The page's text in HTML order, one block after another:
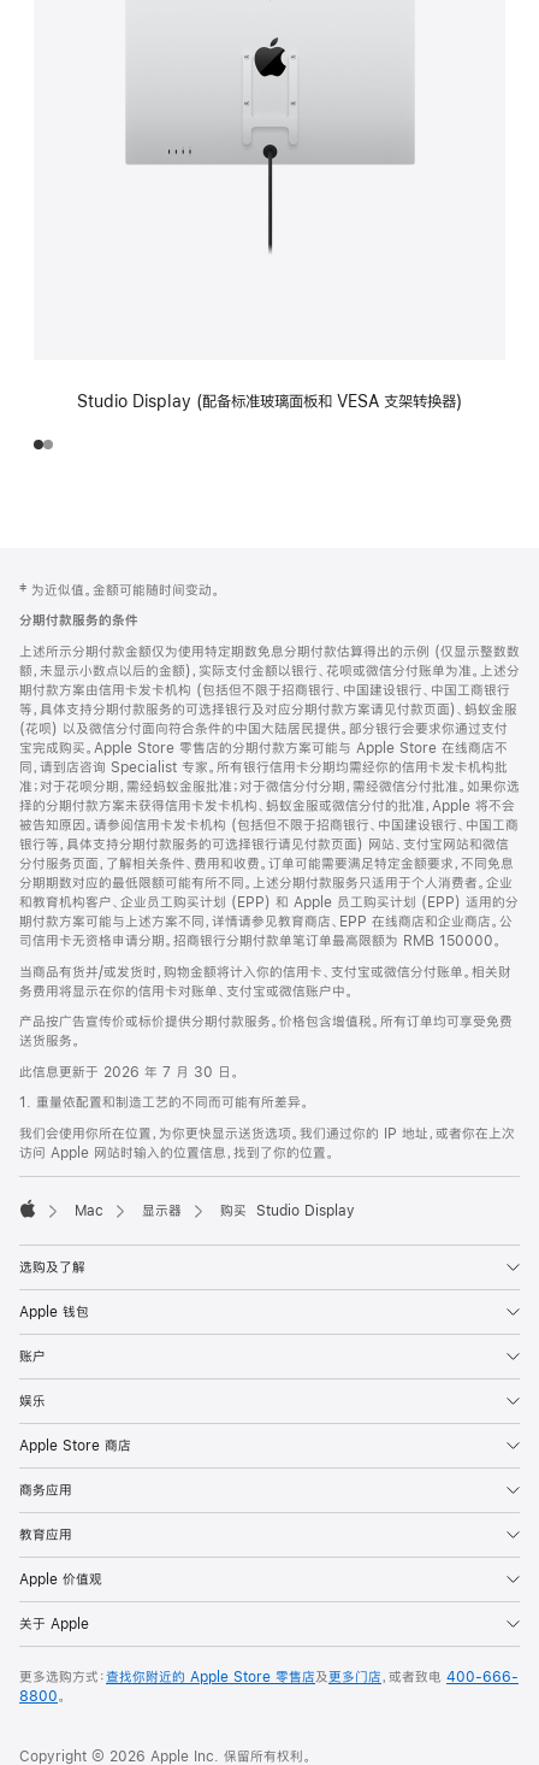
Studio Display (配备标准玻璃面板和 VESA 支架转换器)
页
页
脚
注
‡ 为近似值。金额可能随时间变动。
分期付款服务的条件
上述所示分期付款金额仅为使用特定期数免息分期付款估算得出的示例 (仅显示整数数
额，未显示小数点以后的金额)，实际支付金额以银行、花呗或微信分付账单为准。上述分
期付款方案由信用卡发卡机构 (包括但不限于招商银行、中国建设银行、中国工商银行
等，具体支持分期付款服务的可选择银行及对应分期付款方案请见付款页面)、蚂蚁金服
(花呗) 以及微信分付面向符合条件的中国大陆居民提供。部分银行会要求你通过支付
宝完成购买。Apple Store 零售店的分期付款方案可能与 Apple Store 在线商店不
同，请到店咨询 Specialist 专家。所有银行信用卡分期均需经你的信用卡发卡机构批
准；对于花呗分期，需经蚂蚁金服批准；对于微信分付分期，需经微信分付批准。如果你选
择的分期付款方案未获得信用卡发卡机构、蚂蚁金服或微信分付的批准，Apple 将不会
被告知原因。请参阅信用卡发卡机构 (包括但不限于招商银行、中国建设银行、中国工商
银行等，具体支持分期付款服务的可选择银行请见付款页面) 网站、支付宝网站和微信
分付服务页面，了解相关条件、费用和收费。订单可能需要满足特定金额要求，不同免息
分期期数对应的最低限额可能有所不同。上述分期付款服务只适用于个人消费者。企业
和教育机构客户、企业员工购买计划 (EPP) 和 Apple 员工购买计划 (EPP) 适用的分
期付款方案可能与上述方案不同，详情请参见教育商店、EPP 在线商店和企业商店。公
司信用卡无资格申请分期。招商银行分期付款单笔订单最高限额为 RMB 150000。
当商品有货并/或发货时，购物金额将计入你的信用卡、支付宝或微信分付账单。相关财
务费用将显示在你的信用卡对账单、支付宝或微信账户中。
产品按广告宣传价或标价提供分期付款服务。价格包含增值税。所有订单均可享受免费
送货服务。
此信息更新于 2026 年 7 月 30 日。
1. 重量依配置和制造工艺的不同而可能有所差异。
我们会使用你所在位置，为你更快显示送货选项。我们通过你的 IP 地址，或者你在上次
访问 Apple 网站时输入的位置信息，找到了你的位置。
Mac 显示器 购买 Studio Display
选购及了解
Apple 钱包
账户
娱乐
Apple Store 商店
商务应用
教育应用
Apple 价值观
关于 Apple
更多选购方式：查找你附近的 Apple Store 零售店及更多门店，或者致电 400-666-
8800。
Copyright © 2026 Apple Inc. 保留所有权利。